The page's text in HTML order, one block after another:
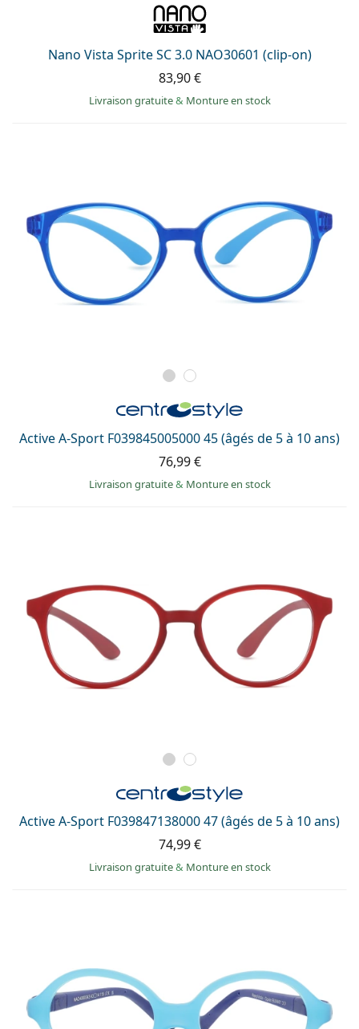
Nano Vista Sprite SC 3.0 NAO30601 (clip-on)
83,90 €
Livraison gratuite& Monture en stock
Active A-Sport F039845005000 45 (âgés de 5 à 10 ans)
76,99 €
Livraison gratuite& Monture en stock
Active A-Sport F039847138000 47 (âgés de 5 à 10 ans)
74,99 €
Livraison gratuite& Monture en stock